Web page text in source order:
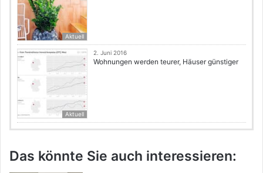
Aktuell
Aktuell
2. Juni 2016
Wohnungen werden teurer, Häuser günstiger
Das könnte Sie auch interessieren: